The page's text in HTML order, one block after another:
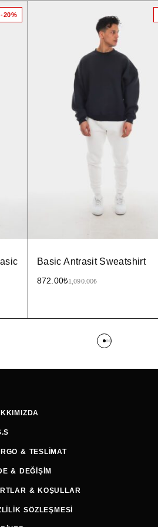
-20%
Basic Antrasit Sweatshirt
1,090.00₺
872.00₺
& TESLIMAT
& DEĞIŞIM
& KOŞULLAR
SÖZLEŞMESI